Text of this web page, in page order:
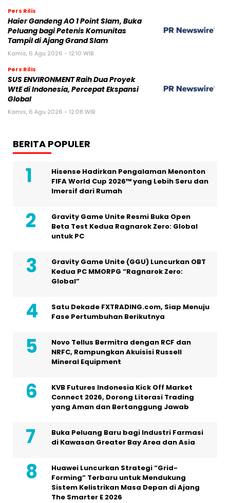
Pers Rilis
Haier Gandeng AO 1 Point Slam, Buka
Peluang bagi Petenis Komunitas
Tampil di Ajang Grand Slam
Kamis, 6 Agu 2026 - 12:10 WIB
Pers Rilis
SUS ENVIRONMENT Raih Dua Proyek
WtE di Indonesia, Percepat Ekspansi
Global
Kamis, 6 Agu 2026 - 12:08 WIB
BERITA POPULER
Hisense Hadirkan Pengalaman Menonton
FIFA World Cup 2026™ yang Lebih Seru dan
Imersif dari Rumah
Gravity Game Unite Resmi Buka Open
Beta Test Kedua Ragnarok Zero: Global
untuk PC
Gravity Game Unite (GGU) Luncurkan OBT
Kedua PC MMORPG “Ragnarok Zero:
Global”
Satu Dekade FXTRADING.com, Siap Menuju
Fase Pertumbuhan Berikutnya
Novo Tellus Bermitra dengan RCF dan
NRFC, Rampungkan Akuisisi Russell
Mineral Equipment
KVB Futures Indonesia Kick Off Market
Connect 2026, Dorong Literasi Trading
yang Aman dan Bertanggung Jawab
Buka Peluang Baru bagi Industri Farmasi
di Kawasan Greater Bay Area dan Asia
Huawei Luncurkan Strategi “Grid-
Forming” Terbaru untuk Mendukung
Sistem Kelistrikan Masa Depan di Ajang
The Smarter E 2026